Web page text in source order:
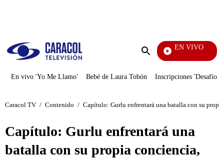
Enviar
EN VIVO
Día A Día
En vivo 'Yo Me Llamo' Bebé de Laura Tobón Inscripciones 'Desafío'
Caracol TV / Contenido / Capítulo: Gurlu enfrentará una batalla con su
Capítulo: Gurlu enfrentará una
batalla con su propia conciencia,